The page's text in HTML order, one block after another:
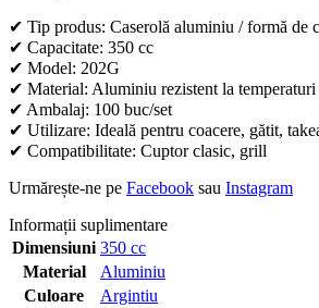
✔ Tip produs: Caserolă aluminiu / formă de
✔ Capacitate: 350 cc
✔ Model: 202G
✔ Material: Aluminiu rezistent la temperaturi
✔ Ambalaj: 100 buc/set
✔ Utilizare: Ideală pentru coacere, gătit,
✔ Compatibilitate: Cuptor clasic, grill
Urmărește-ne pe Facebook sau Instagram
Informații suplimentare
Dimensiuni 350 cc
Material
Aluminiu
Culoare
Argintiu